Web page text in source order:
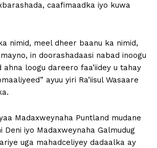
caafimaadka iyo kuwa
nimid, meel dheer baanu ka nimid,
in doorashadaasi nabad inoogu
ahna loogu dareero faa’iidey u tahay
ayuu yiri Ra’iisul Wasaare
Madaxweynaha Puntland mudane
Deni iyo Madaxweynaha Galmudug
uga mahadceliyey dadaalka ay